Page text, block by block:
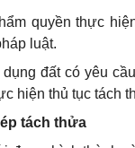
quyền thực
luật.
đất có yêu
hiện thủ tục tách
tách thửa